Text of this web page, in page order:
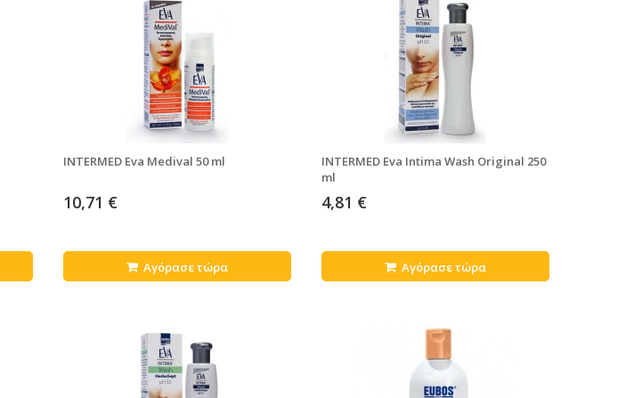
INTERMED Eva Medival 50 ml
10,71 €
Αγόρασε τώρα
INTERMED Eva Intima Wash Original 250
ml
4,81 €
Αγόρασε τώρα